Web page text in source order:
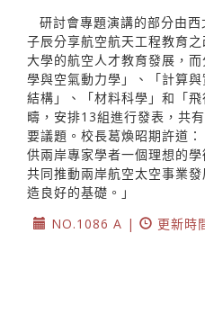
研討會專題演講的部分由
子辰分享航空航天工程教育
大學的航空人才教育發展，
學與空氣動力學」、「計算
結構」、「材料科學」和「
疇，安排13組進行發表，共
要議題。校長葛煥昭期許道
供兩岸專家學者一個理想的
共同推動兩岸航空太空事業
造良好的基礎。」
NO.1086 A |
更新時